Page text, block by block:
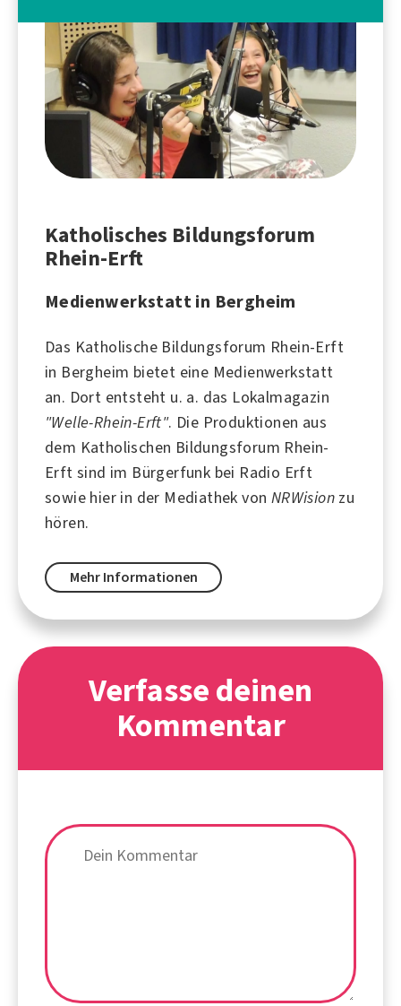
Katholisches Bildungsforum
Rhein-Erft
Medienwerkstatt in Bergheim
Das Katholische Bildungsforum Rhein-Erft
in Bergheim bietet eine Medienwerkstatt
an. Dort entsteht u. a. das Lokalmagazin
"Welle-Rhein-Erft". Die Produktionen aus
dem Katholischen Bildungsforum Rhein-
Erft sind im Bürgerfunk bei Radio Erft
sowie hier in der Mediathek von NRWision zu
hören.
Mehr Informationen
Verfasse deinen
Kommentar